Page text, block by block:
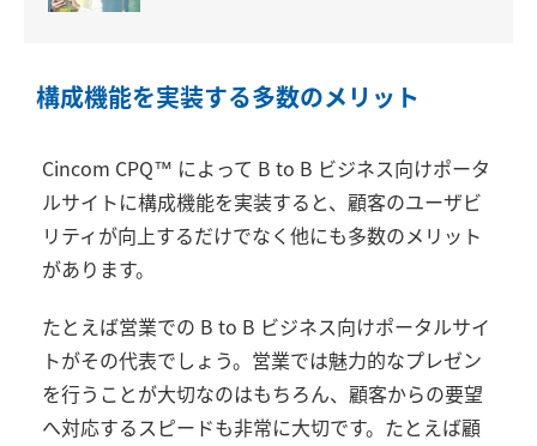
構成機能を実装する多数のメリット
Cincom CPQ™ によって B to B ビジネス向けポータ
ルサイトに構成機能を実装すると、顧客のユーザビ
リティが向上するだけでなく他にも多数のメリット
があります。
たとえば営業での B to B ビジネス向けポータルサイ
トがその代表でしょう。営業では魅力的なプレゼン
を行うことが大切なのはもちろん、顧客からの要望
へ対応するスピードも非常に大切です。たとえば顧